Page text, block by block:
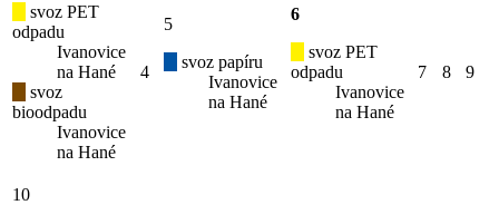
svoz PET
odpadu
Ivanovice
na Hané
svoz
bioodpadu
Ivanovice
na Hané
4
5
svoz papíru
Ivanovice
na Hané
6
svoz PET
odpadu
Ivanovice
na Hané
7 8 9
10